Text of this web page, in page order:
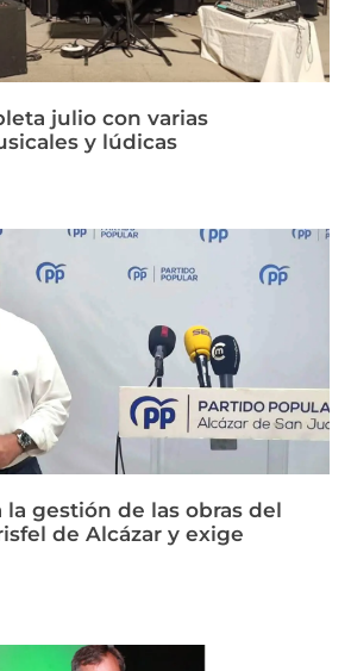
julio con varias
y lúdicas
la gestión de las obras del
de Alcázar y exige